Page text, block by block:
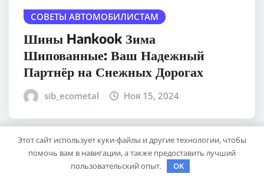
СОВЕТЫ АВТОМОБИЛИСТАМ
Шины Hankook Зима
Шипованные: Ваш Надежный
Партнёр на Снежных Дорогах
sib_ecometal Ноя 15, 2024
Этот сайт использует куки-файлы и другие технологии, чтобы
помочь вам в навигации, а также предоставить лучший
пользовательский опыт.
OK